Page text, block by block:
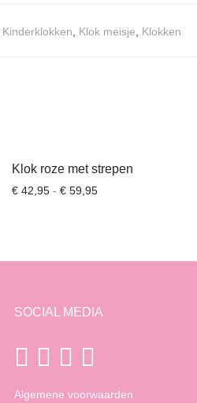
Kinderklokken Klok meisje Klokken
Klok roze met strepen
€ 42,95 - € 59,95Prijsklasse: € 42,95
SOCIAL MEDIA
Algemene voorwaarden